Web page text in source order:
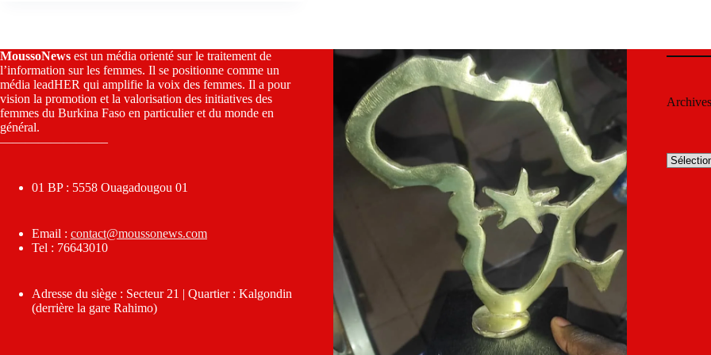
MoussoNews est un média orienté sur le traitement de
l’information sur les femmes. Il se positionne comme un
média leadHER qui amplifie la voix des femmes. Il a pour
vision la promotion et la valorisation des initiatives des
femmes du Burkina Faso en particulier et du monde en
général.
————————–
01 BP : 5558 Ouagadougou 01
Email : contact@moussonews.com
Tel : 76643010
Adresse du siège : Secteur 21 | Quartier : Kalgondin
(derrière la gare Rahimo)
Archives
Archives